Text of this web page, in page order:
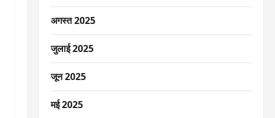
अगस्त 2025
जुलाई 2025
जून 2025
मई 2025